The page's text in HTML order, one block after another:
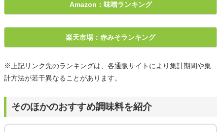
Amazon：味噌ランキング
楽天市場：赤みそランキング
※上記リンク先のランキングは、各通販サイトにより集計期間や集
計方法が若干異なることがあります。
そのほかのおすすめ調味料を紹介